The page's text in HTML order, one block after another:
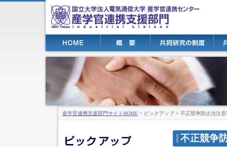
産学官連携支援部門サイトHOME > ピックアップ > 不正競争防止法注意
不正競争